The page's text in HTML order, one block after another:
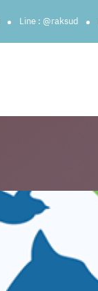
Line : @raksud